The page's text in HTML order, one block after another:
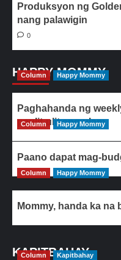
Produksyon ng
nang palawigin
0
HAPPY MOMMY
Column Happy Mommy
Paghahanda ng
paulit-ulit ang ulam
Column Happy Mommy
Paano dapat mag-
Column Happy Mommy
Mommy, handa ka na
KAPITBAHAY
Column Kapitbahay